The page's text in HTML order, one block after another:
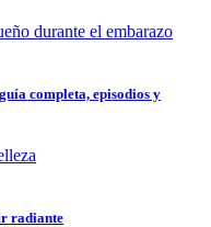
completa, episodios y
radiante